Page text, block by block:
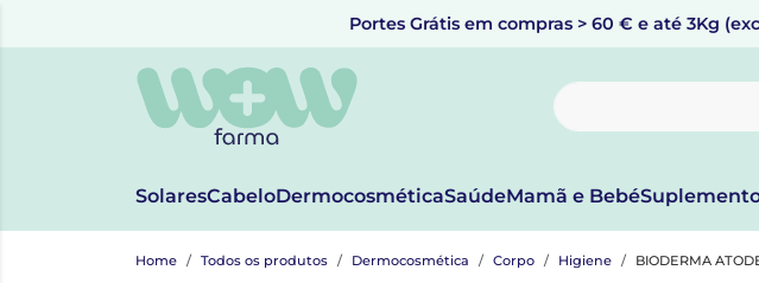
Portes Grátis em compras > 60 € e até 3Kg
SolaresCabeloDermocosméticaSaúdeMamã e Bebé
Home Todos os produtos Dermocosmética Corpo Higiene BIODERMA